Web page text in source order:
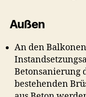
Außen
An den
Betonsanierung
bestehenden